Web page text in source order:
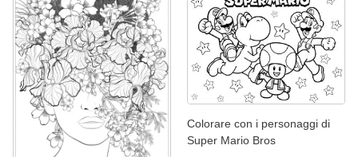
Colorare con i personaggi di
Super Mario Bros